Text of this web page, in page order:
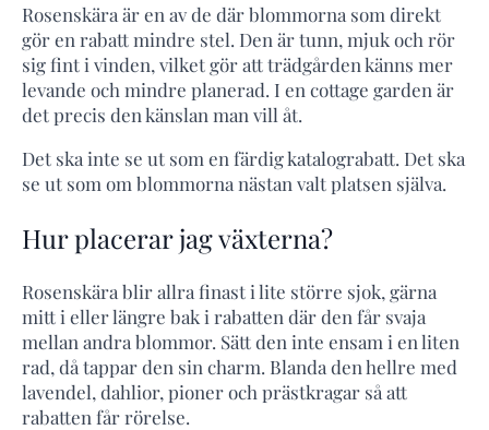
Rosenskära är en av de där blommorna som direkt
gör en rabatt mindre stel. Den är tunn, mjuk och rör
sig fint i vinden, vilket gör att trädgården känns mer
levande och mindre planerad. I en cottage garden är
det precis den känslan man vill åt.
Det ska inte se ut som en färdig katalograbatt. Det ska
se ut som om blommorna nästan valt platsen själva.
Hur placerar jag växterna?
Rosenskära blir allra finast i lite större sjok, gärna
mitt i eller längre bak i rabatten där den får svaja
mellan andra blommor. Sätt den inte ensam i en liten
rad, då tappar den sin charm. Blanda den hellre med
lavendel, dahlior, pioner och prästkragar så att
rabatten får rörelse.